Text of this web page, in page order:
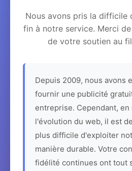
Nous avons pris la difficile
fin à notre service. Merci
de votre soutien au
Depuis 2009, nous avons
fournir une publicité
entreprise. Cependant, en
l'évolution du web, il est
plus difficile d'exploiter
manière durable. Votre
fidélité continues ont tout